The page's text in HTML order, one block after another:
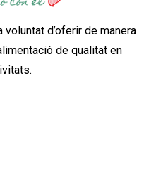
d’oferir de manera
de qualitat en